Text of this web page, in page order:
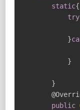
static{
try
}
}
}
public